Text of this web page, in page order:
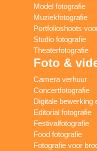
Model fotografie
Muziekfotografie
Portfolioshoots
Studio fotografie
Theaterfotografie
Foto &
Camera verhuur
Concertfotografie
Digitale bewerking
Editorial fotografie
Festivalfotografie
Food fotografie
Fotografie voor